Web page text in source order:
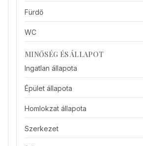
Fürdő
WC
MINŐSÉG ÉS ÁLLAPOT
Ingatlan állapota
Épület állapota
Homlokzat állapota
Szerkezet